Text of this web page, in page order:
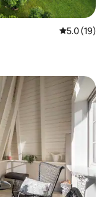
Calificación
5.0 (19)